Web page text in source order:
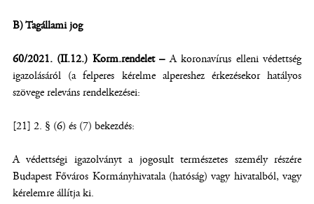
B) Tagállami jog
60/2021. (II.12.) Korm.rendelet –A koronavírus elleni védettség
igazolásáról (a felperes kérelme alpereshez érkezésekor hatályos
szövege releváns rendelkezései:
[21] 2. § (6) és (7) bekezdés:
A védettségi igazolványt a jogosult természetes személy részére
Budapest Főváros Kormányhivatala (hatóság) vagy hivatalból, vagy
kérelemre állítja ki.